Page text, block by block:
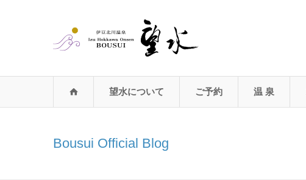
望水について ご予約 温 泉
Bousui Official Blog